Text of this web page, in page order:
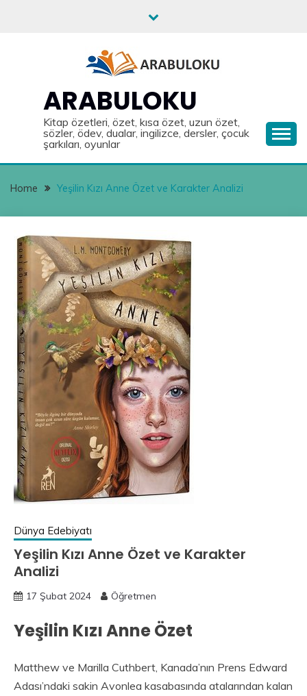
ARABULOKU
Kitap özetleri, özet, kısa özet, uzun özet,
sözler, ödev, dualar, ingilizce, dersler, çocuk
şarkıları, oyunlar
Home Yeşilin Kızı Anne Özet ve Karakter Analizi
Dünya Edebiyatı
Yeşilin Kızı Anne Özet ve Karakter
Analizi
17 Şubat 2024 Öğretmen
Yeşilin Kızı Anne Özet
Matthew ve Marilla Cuthbert, Kanada’nın Prens Edward
Adası’ndaki sakin Avonlea kasabasında atalarından kalan